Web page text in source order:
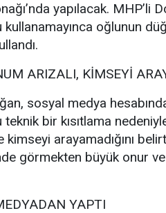
yapılacak. MHP’li
oğlunun
ARIZALI, KİMSEYİ
sosyal medya
bir kısıtlama
kimseyi arayamadığını
görmekten büyük onur ve
YAPTI